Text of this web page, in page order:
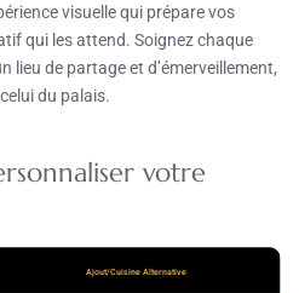
visuelle qui prépare vos
qui les attend. Soignez chaque
lieu de partage et d’émerveillement,
du palais.
votre
Ajout/Cuisine Alternative